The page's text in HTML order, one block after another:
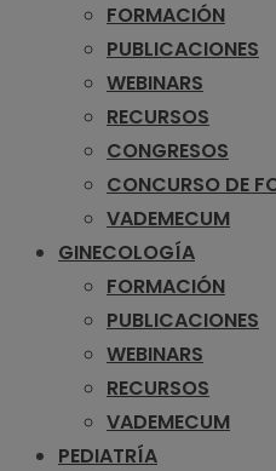
FORMACIÓN
PUBLICACIONES
WEBINARS
RECURSOS
CONGRESOS
CONCURSO DE
VADEMECUM
GINECOLOGÍA
FORMACIÓN
PUBLICACIONES
WEBINARS
RECURSOS
VADEMECUM
PEDIATRÍA